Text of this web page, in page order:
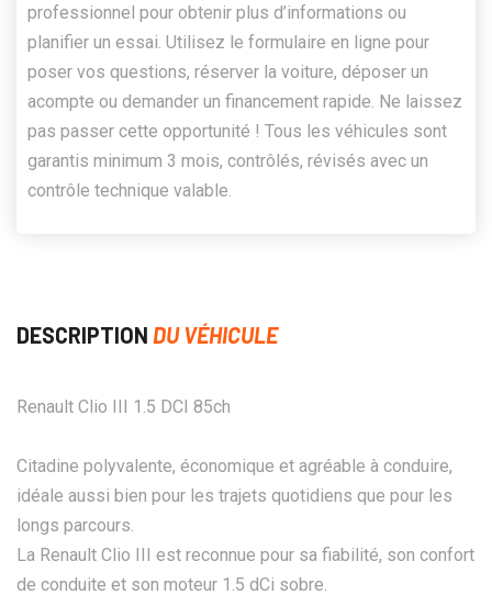
professionnel pour obtenir plus d’informations ou
planifier un essai. Utilisez le formulaire en ligne pour
poser vos questions, réserver la voiture, déposer un
acompte ou demander un financement rapide. Ne laissez
pas passer cette opportunité ! Tous les véhicules sont
garantis minimum 3 mois, contrôlés, révisés avec un
contrôle technique valable.
DESCRIPTION DU VÉHICULE
Renault Clio III 1.5 DCI 85ch
Citadine polyvalente, économique et agréable à conduire,
idéale aussi bien pour les trajets quotidiens que pour les
longs parcours.
La Renault Clio III est reconnue pour sa fiabilité, son confort
de conduite et son moteur 1.5 dCi sobre.